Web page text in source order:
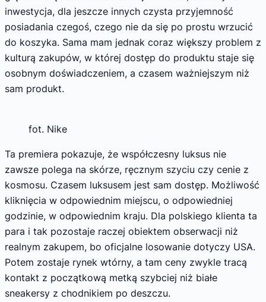
inwestycja, dla jeszcze innych czysta przyjemność
posiadania czegoś, czego nie da się po prostu wrzucić
do koszyka. Sama mam jednak coraz większy problem z
kulturą zakupów, w której dostęp do produktu staje się
osobnym doświadczeniem, a czasem ważniejszym niż
sam produkt.
fot. Nike
Ta premiera pokazuje, że współczesny luksus nie
zawsze polega na skórze, ręcznym szyciu czy cenie z
kosmosu. Czasem luksusem jest sam dostęp. Możliwość
kliknięcia w odpowiednim miejscu, o odpowiedniej
godzinie, w odpowiednim kraju. Dla polskiego klienta ta
para i tak pozostaje raczej obiektem obserwacji niż
realnym zakupem, bo oficjalne losowanie dotyczy USA.
Potem zostaje rynek wtórny, a tam ceny zwykle tracą
kontakt z początkową metką szybciej niż białe
sneakersy z chodnikiem po deszczu.